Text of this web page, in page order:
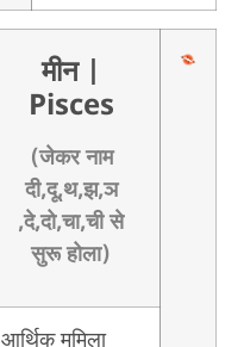
मीन
Pisces
(जेकर नाम
दी,दू,थ,झ,ञ
,दे,दो,चा,ची से
सुरू होला)
आर्थिक ममिला